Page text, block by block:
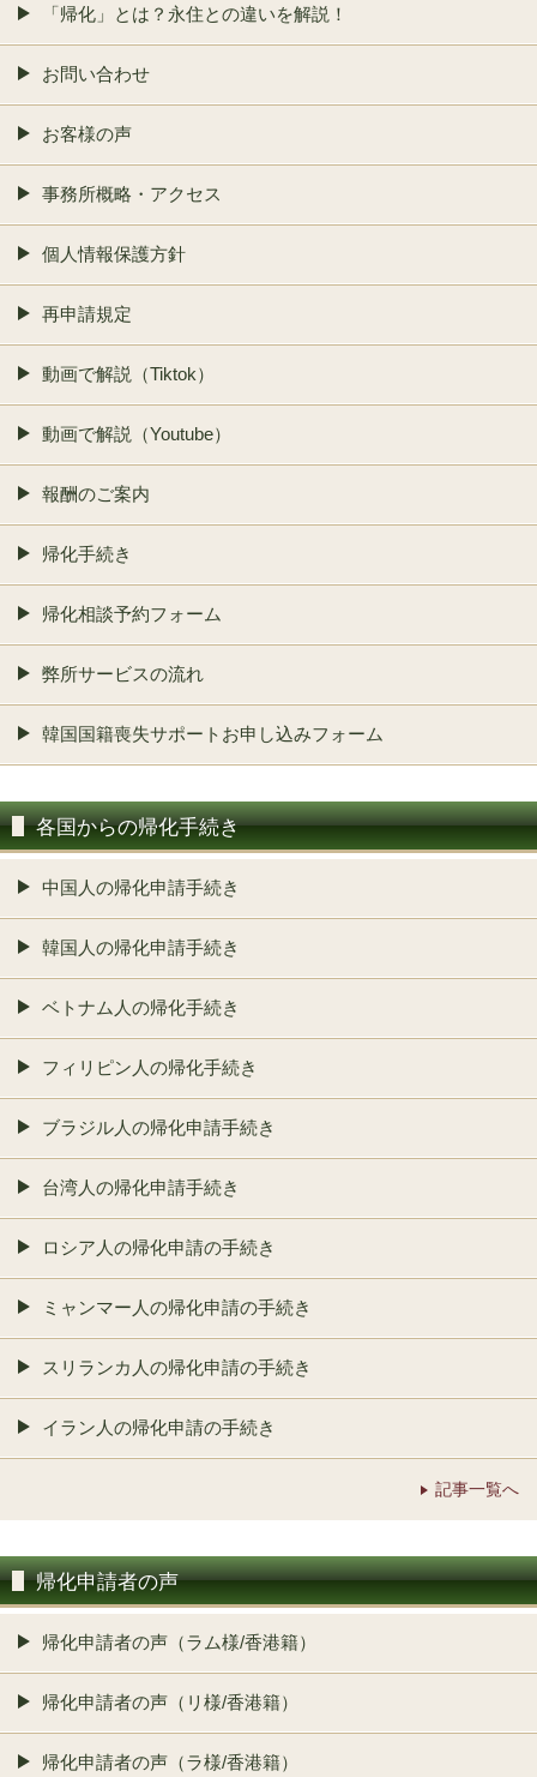
「帰化」とは？永住との違いを解説！
お問い合わせ
お客様の声
事務所概略・アクセス
個人情報保護方針
再申請規定
動画で解説（Tiktok）
動画で解説（Youtube）
報酬のご案内
帰化手続き
帰化相談予約フォーム
弊所サービスの流れ
韓国国籍喪失サポートお申し込みフォーム
各国からの帰化手続き
中国人の帰化申請手続き
韓国人の帰化申請手続き
ベトナム人の帰化手続き
フィリピン人の帰化手続き
ブラジル人の帰化申請手続き
台湾人の帰化申請手続き
ロシア人の帰化申請の手続き
ミャンマー人の帰化申請の手続き
スリランカ人の帰化申請の手続き
イラン人の帰化申請の手続き
記事一覧へ
帰化申請者の声
帰化申請者の声（ラム様/香港籍）
帰化申請者の声（リ様/香港籍）
帰化申請者の声（ラ様/香港籍）